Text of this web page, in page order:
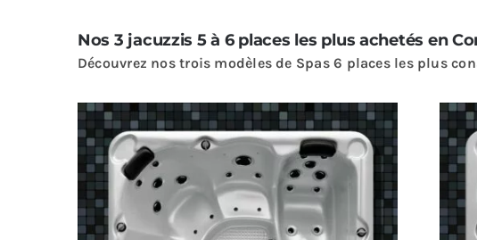
Nos 3 jacuzzis 5 à 6 places les plus achetés en
Découvrez nos trois modèles de Spas 6 places les plus